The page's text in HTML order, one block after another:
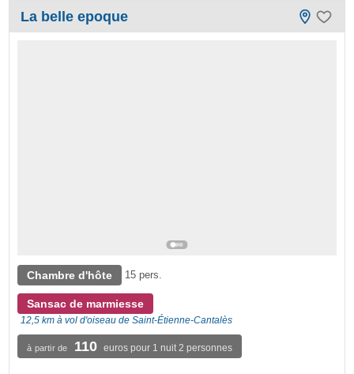
La belle epoque
Chambre d'hôte 15 pers.
Sansac de marmiesse
12,5 km à vol d'oiseau de Saint-Étienne-Cantalès
à partir de 110 euros pour 1 nuit 2 personnes